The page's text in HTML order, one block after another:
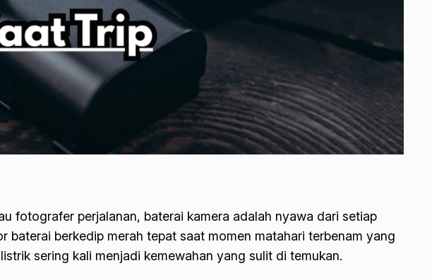
fotografer perjalanan, baterai kamera adalah nyawa dari setiap
berkedip merah tepat saat momen matahari terbenam yang
sering kali menjadi kemewahan yang sulit di temukan.